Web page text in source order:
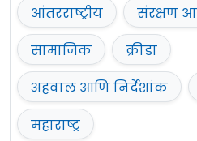
आंतरराष्ट्रीय
संरक्षण
सामाजिक
क्रीडा
अहवाल आणि निर्देशांक
महाराष्ट्र